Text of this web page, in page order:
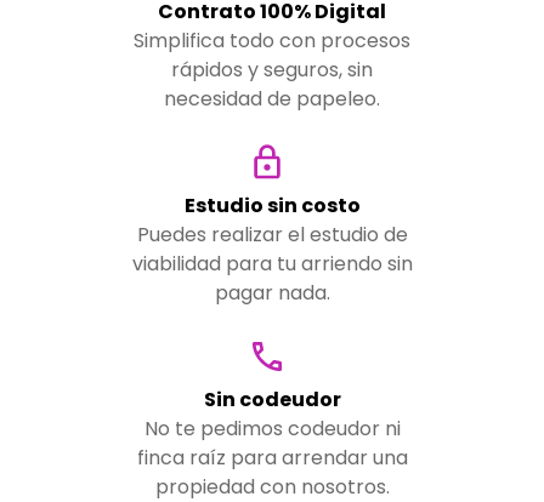
Contrato 100% Digital
Simplifica todo con procesos
rápidos y seguros, sin
necesidad de papeleo.
Estudio sin costo
Puedes realizar el estudio de
viabilidad para tu arriendo sin
pagar nada.
Sin codeudor
No te pedimos codeudor ni
finca raíz para arrendar una
propiedad con nosotros.